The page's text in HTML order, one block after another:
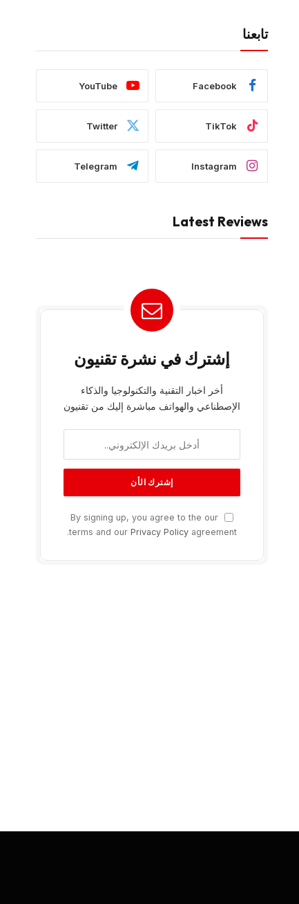
تابعنا
Facebook
YouTube
TikTok
Twitter
Instagram
Telegram
Latest Reviews
إشترك في نشرة تقنيون
أخر اخبار التقنية والتكنولوجيا والذكاء
الإصطناعي والهواتف مباشرة إليك من تقنيون
By signing up, you agree to the our
terms and our Privacy Policy agreement.